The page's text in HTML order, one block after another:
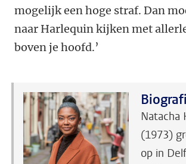
mogelijk een hoge straf. Dan
naar Harlequin kijken met
boven je hoofd.’
Natacha
(1973)
op in